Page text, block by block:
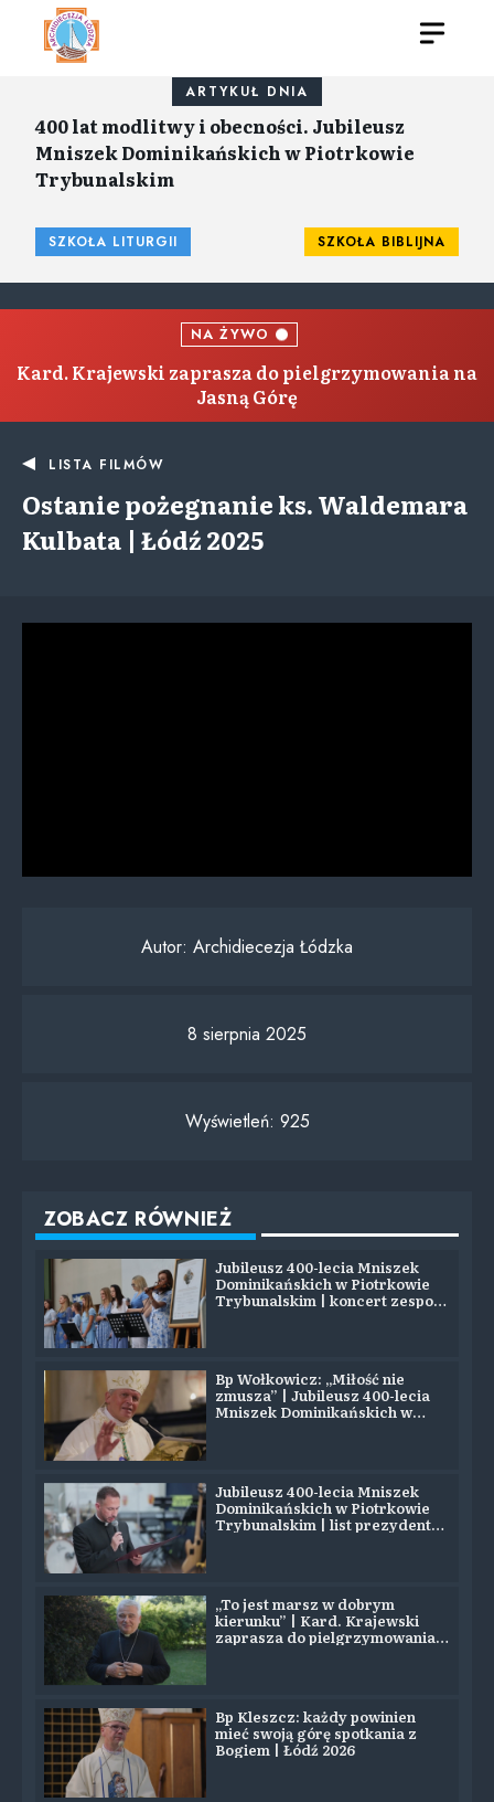
ARTYKUŁ DNIA
400 lat modlitwy i obecności. Jubileusz
Mniszek Dominikańskich w Piotrkowie
Trybunalskim
SZKOŁA LITURGII SZKOŁA BIBLIJNA
NA ŻYWO
Kard. Krajewski zaprasza do pielgrzymowania na
Jasną Górę
LISTA FILMÓW
Ostanie pożegnanie ks. Waldemara
Kulbata | Łódź 2025
Autor: Archidiecezja Łódzka
8 sierpnia 2025
Wyświetleń: 925
ZOBACZ RÓWNIEŻ
Jubileusz 400-lecia Mniszek
Dominikańskich w Piotrkowie
Trybunalskim | koncert zespołu
Bp Wołkowicz: „Miłość nie
zmusza” | Jubileusz 400-lecia
Mniszek Dominikańskich w
Jubileusz 400-lecia Mniszek
Dominikańskich w Piotrkowie
Trybunalskim | list prezydenta
„To jest marsz w dobrym
kierunku” | Kard. Krajewski
zaprasza do pielgrzymowania
Bp Kleszcz: każdy powinien
mieć swoją górę spotkania z
Bogiem | Łódź 2026